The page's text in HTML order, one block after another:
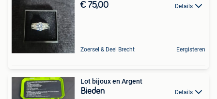
€ 75,00 Details
Zoersel & Deel Brecht Eergisteren
Lot bijoux en Argent
Bieden Details